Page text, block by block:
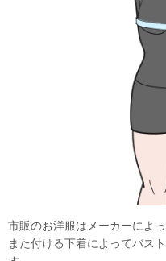
市販のお洋服はメーカーによ
また付ける下着によってバス